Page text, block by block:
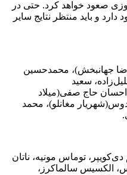
صعود خواهد کرد. حتی در
و باید منتظر نتایج سایر
جهانبخش)، محمدحسین
سعید
حاج صفی(میلاد
مغانلو)، محمد
توماس مونیه، ناتان
الکسیس سالماکرز،